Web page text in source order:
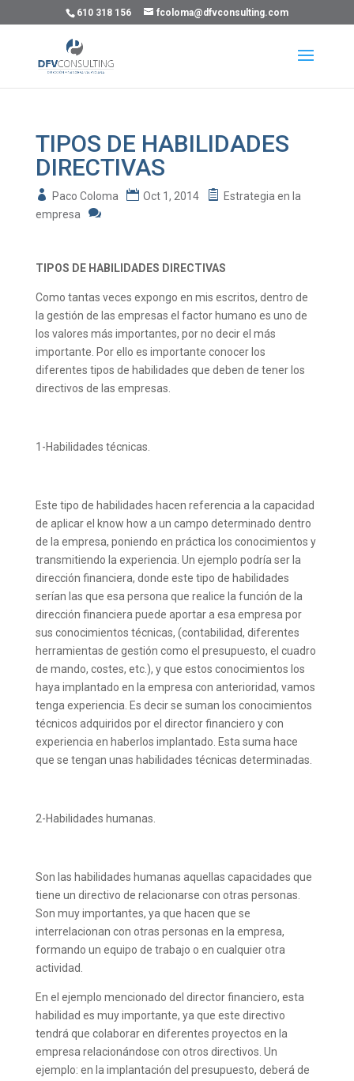
610 318 156 fcoloma@dfvconsulting.com
TIPOS DE HABILIDADES
DIRECTIVAS
Paco Coloma Oct 1, 2014
Estrategia en la
empresa
TIPOS DE HABILIDADES DIRECTIVAS
Como tantas veces expongo en mis escritos, dentro de
la gestión de las empresas el factor humano es uno de
los valores más importantes, por no decir el más
importante. Por ello es importante conocer los
diferentes tipos de habilidades que deben de tener los
directivos de las empresas.
1-Habilidades técnicas.
Este tipo de habilidades hacen referencia a la capacidad
de aplicar el know how a un campo determinado dentro
de la empresa, poniendo en práctica los conocimientos y
transmitiendo la experiencia. Un ejemplo podría ser la
dirección financiera, donde este tipo de habilidades
serían las que esa persona que realice la función de la
dirección financiera puede aportar a esa empresa por
sus conocimientos técnicas, (contabilidad, diferentes
herramientas de gestión como el presupuesto, el cuadro
de mando, costes, etc.), y que estos conocimientos los
haya implantado en la empresa con anterioridad, vamos
tenga experiencia. Es decir se suman los conocimientos
técnicos adquiridos por el director financiero y con
experiencia en haberlos implantado. Esta suma hace
que se tengan unas habilidades técnicas determinadas.
2-Habilidades humanas.
Son las habilidades humanas aquellas capacidades que
tiene un directivo de relacionarse con otras personas.
Son muy importantes, ya que hacen que se
interrelacionan con otras personas en la empresa,
formando un equipo de trabajo o en cualquier otra
actividad.
En el ejemplo mencionado del director financiero, esta
habilidad es muy importante, ya que este directivo
tendrá que colaborar en diferentes proyectos en la
empresa relacionándose con otros directivos. Un
ejemplo: en la implantación del presupuesto, deberá de